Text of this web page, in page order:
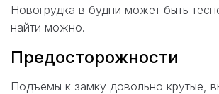
Новогрудка в будни может быть
найти можно.
Предосторожности
Подъёмы к замку довольно крутые,